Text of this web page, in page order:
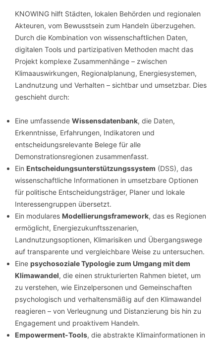
KNOWING hilft Städten, lokalen Behörden und regionalen
Akteuren, vom Bewusstsein zum Handeln überzugehen.
Durch die Kombination von wissenschaftlichen Daten,
digitalen Tools und partizipativen Methoden macht das
Projekt komplexe Zusammenhänge – zwischen
Klimaauswirkungen, Regionalplanung, Energiesystemen,
Landnutzung und Verhalten – sichtbar und umsetzbar. Dies
geschieht durch:
Eine umfassende Wissensdatenbank, die Daten,
Erkenntnisse, Erfahrungen, Indikatoren und
entscheidungsrelevante Belege für alle
Demonstrationsregionen zusammenfasst.
Ein Entscheidungsunterstützungssystem (DSS), das
wissenschaftliche Informationen in umsetzbare Optionen
für politische Entscheidungsträger, Planer und lokale
Interessengruppen übersetzt.
Ein modulares Modellierungsframework, das es Regionen
ermöglicht, Energiezukunftsszenarien,
Landnutzungsoptionen, Klimarisiken und Übergangswege
auf transparente und vergleichbare Weise zu untersuchen.
Eine psychosoziale Typologie zum Umgang mit dem
Klimawandel, die einen strukturierten Rahmen bietet, um
zu verstehen, wie Einzelpersonen und Gemeinschaften
psychologisch und verhaltensmäßig auf den Klimawandel
reagieren – von Verleugnung und Distanzierung bis hin zu
Engagement und proaktivem Handeln.
Empowerment-Tools, die abstrakte Klimainformationen in